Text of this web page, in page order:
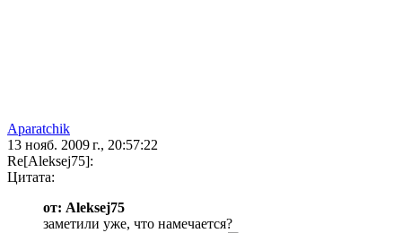
Aparatchik
13 нояб. 2009 г., 20:57:22
Re[Aleksej75]:
Цитата:
от: Aleksej75
заметили уже, что намечается?